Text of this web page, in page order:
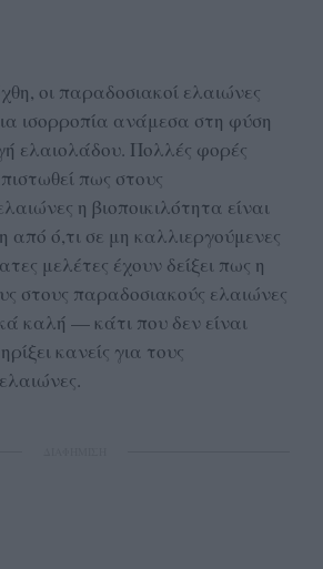
οι παραδοσιακοί ελαιώνες
ισορροπία ανάμεσα στη φύση
ελαιολάδου. Πολλές φορές
πως στους
η βιοποικιλότητα είναι
από ό,τι σε μη καλλιεργούμενες
μελέτες έχουν δείξει πως η
στους παραδοσιακούς ελαιώνες
καλή — κάτι που δεν είναι
κανείς για τους